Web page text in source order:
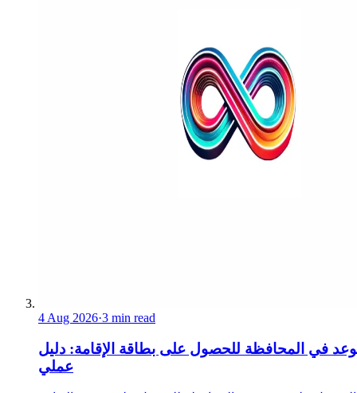
4 Aug 2026·3 min read
في المحافظة للحصول على بطاقة الإقامة: دليل
عملي